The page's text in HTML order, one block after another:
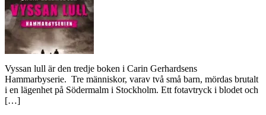
Vyssan lull är den tredje boken i Carin Gerhardsens
Hammarbyserie. Tre människor, varav två små barn, mördas brutalt
i en lägenhet på Södermalm i Stockholm. Ett fotavtryck i blodet och
[…]